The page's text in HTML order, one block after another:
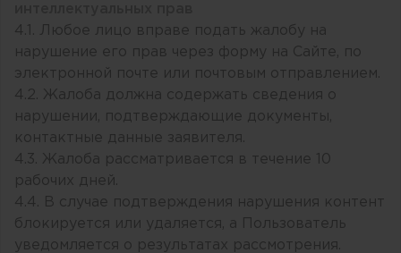
4.1. Любое лицо вправе подать жалобу на
нарушение его прав через форму на Сайте, по
электронной почте или почтовым отправлением.
4.2. Жалоба должна содержать сведения о
нарушении, подтверждающие документы,
контактные данные заявителя.
4.3. Жалоба рассматривается в течение 10
рабочих дней.
4.4. В случае подтверждения нарушения контент
блокируется или удаляется, а Пользователь
уведомляется о результатах рассмотрения.